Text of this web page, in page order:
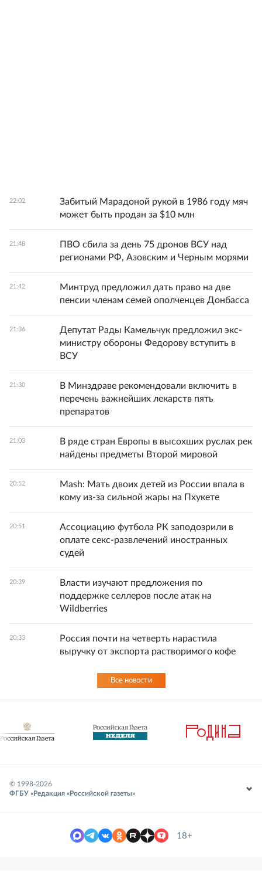
22:02
Забитый Марадоной рукой в 1986 году мяч
может быть продан за $10 млн
21:48
ПВО сбила за день 75 дронов ВСУ над
регионами РФ, Азовским и Черным морями
21:42
Минтруд предложил дать право на две
пенсии членам семей ополченцев Донбасса
21:36
Депутат Рады Камельчук предложил экс-
министру обороны Федорову вступить в
ВСУ
21:30
В Минздраве рекомендовали включить в
перечень важнейших лекарств пять
препаратов
21:03
В ряде стран Европы в высохших руслах рек
найдены предметы Второй мировой
20:52
Mash: Мать двоих детей из России впала в
кому из-за сильной жары на Пхукете
20:51
Ассоциацию футбола РК заподозрили в
оплате секс-развлечений иностранных
судей
20:39
Власти изучают предложения по
поддержке селлеров после атак на
Wildberries
20:33
Россия почти на четверть нарастила
выручку от экспорта растворимого кофе
Все новости
© 1998-2026
ФГБУ «Редакция «Российской газеты»
18+